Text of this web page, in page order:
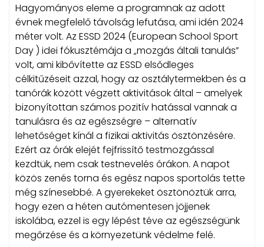
Hagyományos eleme a programnak az adott
évnek megfelelő távolság lefutása, ami idén 2024
méter volt. Az ESSD 2024 (European School Sport
Day ) idei fókusztémája a „mozgás általi tanulás”
volt, ami kibővítette az ESSD elsődleges
célkitűzéseit azzal, hogy az osztálytermekben és a
tanórák között végzett aktivitások által – amelyek
bizonyítottan számos pozitív hatással vannak a
tanulásra és az egészségre – alternatív
lehetőséget kínál a fizikai aktivitás ösztönzésére.
Ezért az órák elejét fejfrissítő testmozgással
kezdtük, nem csak testnevelés órákon. A napot
közös zenés torna és egész napos sportolás tette
még színesebbé. A gyerekeket ösztönöztük arra,
hogy ezen a héten autómentesen jöjjenek
iskolába, ezzel is egy lépést téve az egészségünk
megőrzése és a környezetünk védelme felé.